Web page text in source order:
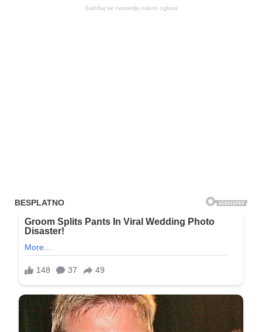
Sadržaj se nastavlja nakon oglasa